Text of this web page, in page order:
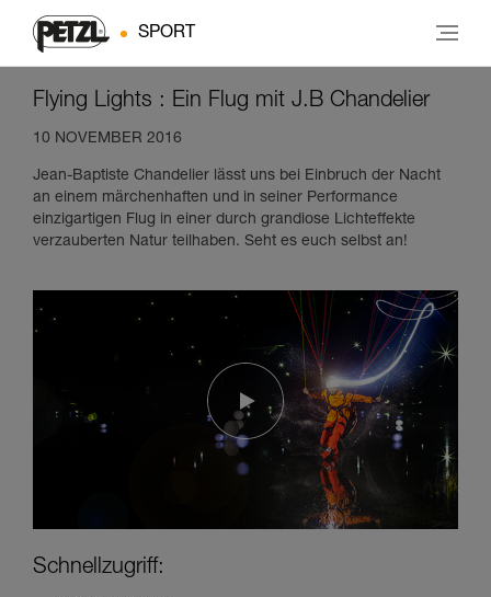
SPORT
Flying Lights : Ein Flug mit J.B Chandelier
10 NOVEMBER 2016
Jean-Baptiste Chandelier lässt uns bei Einbruch der Nacht
an einem märchenhaften und in seiner Performance
einzigartigen Flug in einer durch grandiose Lichteffekte
verzauberten Natur teilhaben. Seht es euch selbst an!
Schnellzugriff: